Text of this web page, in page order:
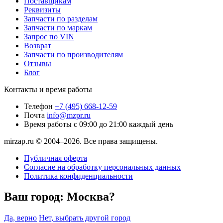
Реквизиты
Запчасти по разделам
Запчасти по маркам
Запрос по VIN
Возврат
Запчасти по производителям
Отзывы
Блог
Контакты и время работы
Телефон +7 (495) 668-12-59
Почта info@mzpr.ru
Время работы с 09:00 до 21:00 каждый день
mirzap.ru © 2004–2026. Все права защищены.
Публичная оферта
Согласие на обработку персональных данных
Политика конфиденциальности
Ваш город: Москва?
Да, верно Нет, выбрать другой город